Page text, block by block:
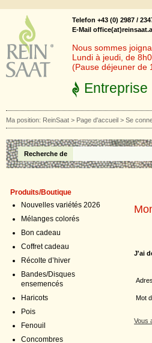
Telefon +43 (0) 2987 /
E-Mail
Nous sommes
Lundi à jeudi, de
(Pause déjeuner de
Entreprise
Ma position: ReinSaat > Page d'accueil > Se
Recherche de
Produits/Boutique
Nouvelles variétés 2026
Mélanges colorés
Bon cadeau
Coffret cadeau
Récolte d’hiver
Bandes/Disques
ensemencés
Haricots
Pois
Fenouil
Concombres
J'ai
Mot
Vous